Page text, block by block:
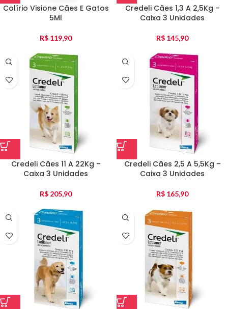
Colírio Visione Cães E Gatos
5Ml
R$ 119,90
Credeli Cães 1,3 A 2,5Kg –
Caixa 3 Unidades
R$ 145,90
Credeli Cães 11 A 22Kg –
Caixa 3 Unidades
R$ 205,90
Credeli Cães 2,5 A 5,5Kg –
Caixa 3 Unidades
R$ 165,90